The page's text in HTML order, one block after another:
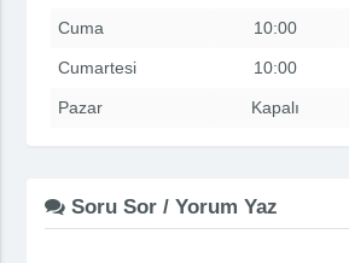
Cuma 10:00
Cumartesi 10:00
Pazar Kapalı
Soru Sor / Yorum Yaz